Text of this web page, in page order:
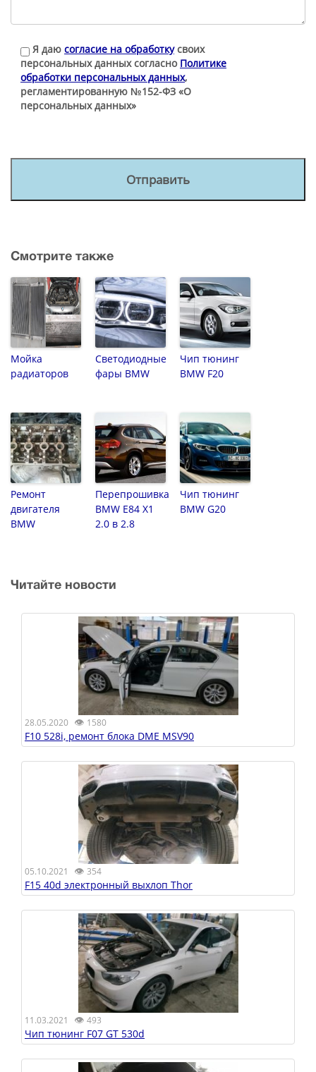
Я даю согласие на обработкусвоих
персональных данных согласно Политике
обработки персональных данных,
регламентированную №152-ФЗ «О
персональных данных»
Смотрите также
Мойка
радиаторов
Светодиодные
фары BMW
Чип тюнинг
BMW F20
Ремонт
двигателя
BMW
Перепрошивка
BMW E84 X1
2.0 в 2.8
Чип тюнинг
BMW G20
Читайте новости
28.05.2020 👁 1580
F10 528i, ремонт блока DME MSV90
05.10.2021 👁 354
F15 40d электронный выхлоп Thor
11.03.2021 👁 493
Чип тюнинг F07 GT 530d